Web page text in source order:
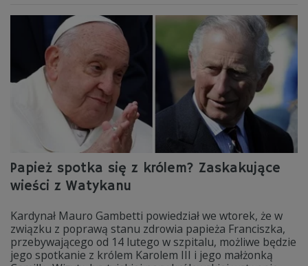
Papież spotka się z królem? Zaskakujące
wieści z Watykanu
Kardynał Mauro Gambetti powiedział we wtorek, że w
związku z poprawą stanu zdrowia papieża Franciszka,
przebywającego od 14 lutego w szpitalu, możliwe będzie
jego spotkanie z królem Karolem III i jego małżonką